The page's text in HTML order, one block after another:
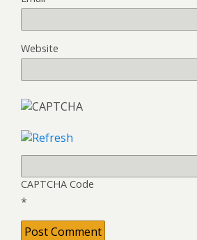
Website
CAPTCHA Code
*